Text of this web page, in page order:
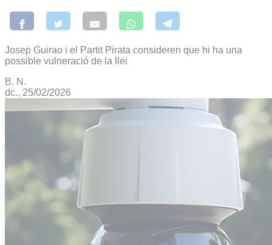
Josep Guirao i el Partit Pirata consideren que hi ha una
possible vulneració de la llei
B. N.
dc., 25/02/2026